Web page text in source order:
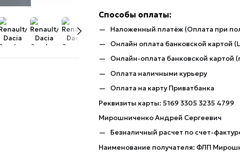
Способы оплаты:
Наложенный платёж (Оплата при
Онлайн оплата банковской картой
Онлайн-оплата банковской картой
Оплата наличными курьеру
Оплата на карту Приватбанка
Реквизиты карты: 5169 3305 3235 4799
Мирошниченко Андрей Сергеевич
Безналичный расчет по счет-
Наименование получателя: ФЛП